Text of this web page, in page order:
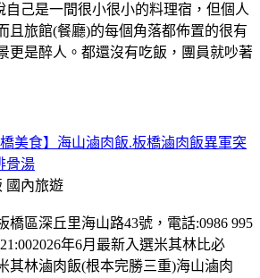
自己是一間很小很小的料理宿，但個人
且旅館(餐廳)的每個角落都佈置的很有
更是醉人。都還沒有吃飯，團員就吵著
橋美食】海山滷肉飯.板橋滷肉飯異軍突
骨湯
國內旅遊
橋區深丘里海山路43號，電話:0986 995
年6月最新入選米其林比必
其林滷肉飯(根本完勝三重)海山滷肉